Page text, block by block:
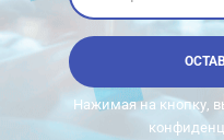
Нажимая на кнопку,